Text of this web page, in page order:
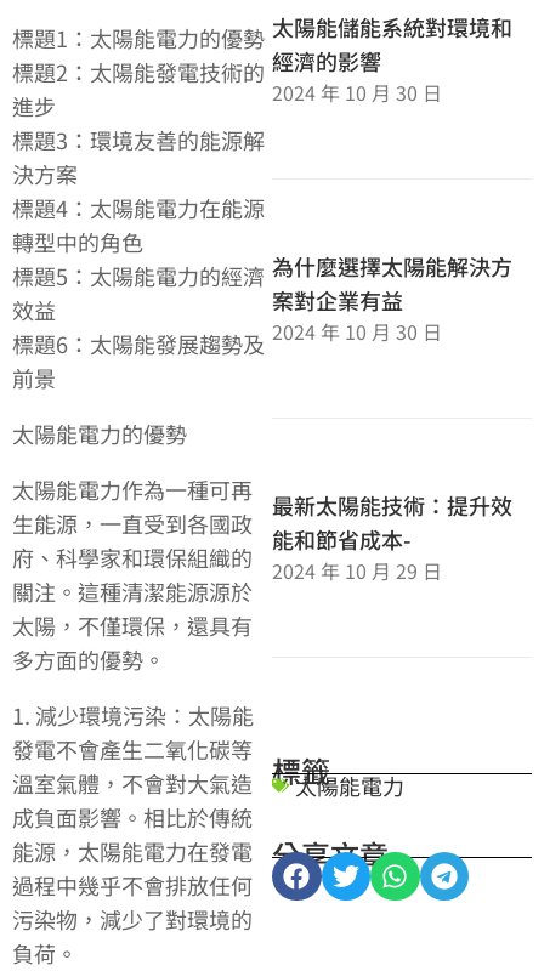
標題1：太陽能電力的優勢
標題2：太陽能發電技術的
進步
標題3：環境友善的能源解
決方案
標題4：太陽能電力在能源
轉型中的角色
標題5：太陽能電力的經濟
效益
標題6：太陽能發展趨勢及
前景
太陽能電力的優勢
太陽能電力作為一種可再
生能源，一直受到各國政
府、科學家和環保組織的
關注。這種清潔能源源於
太陽，不僅環保，還具有
多方面的優勢。
1. 減少環境污染：太陽能
發電不會產生二氧化碳等
溫室氣體，不會對大氣造
成負面影響。相比於傳統
能源，太陽能電力在發電
過程中幾乎不會排放任何
污染物，減少了對環境的
負荷。
太陽能儲能系統對環境和
經濟的影響
2024 年 10 月 30 日
為什麼選擇太陽能解決方
案對企業有益
2024 年 10 月 30 日
最新太陽能技術：提升效
能和節省成本-
2024 年 10 月 29 日
標籤
太陽能電力
分享文章